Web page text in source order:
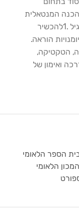
המנטאלית
בהדרכה ואימון של ילדים ובני נוער עד גיל .1להכשיר
הוראה.
הטקטיקה,
ואימון של
הספר הלאומי
הלאומי